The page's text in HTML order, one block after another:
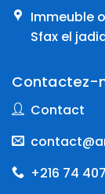
Immeuble
Sfax el
Contactez-
Contact
+216 74